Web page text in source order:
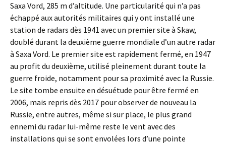
Saxa Vord, 285 m d’altitude. Une particularité qui n’a pas
échappé aux autorités militaires qui y ont installé une
station de radars dès 1941 avec un premier site à Skaw,
doublé durant la deuxième guerre mondiale d’un autre radar
à Saxa Vord. Le premier site est rapidement fermé, en 1947
au profit du deuxième, utilisé pleinement durant toute la
guerre froide, notamment pour sa proximité avec la Russie.
Le site tombe ensuite en désuétude pour être fermé en
2006, mais repris dès 2017 pour observer de nouveau la
Russie, entre autres, même si sur place, le plus grand
ennemi du radar lui-même reste le vent avec des
installations qui se sont envolées lors d’une pointe